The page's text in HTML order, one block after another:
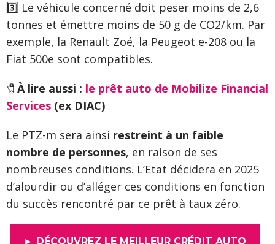
3️⃣ Le véhicule concerné doit peser moins de 2,6
tonnes et émettre moins de 50 g de CO2/km. Par
exemple, la Renault Zoé, la Peugeot e-208 ou la
Fiat 500e sont compatibles.
🧷 À lire aussi : le prêt auto de Mobilize Financial
Services (ex DIAC)
Le PTZ-m sera ainsi restreint à un faible
nombre de personnes, en raison de ses
nombreuses conditions. L’Etat décidera en 2025
d’alourdir ou d’alléger ces conditions en fonction
du succès rencontré par ce prêt à taux zéro.
► DÉCOUVREZ LE MEILLEUR CRÉDIT AUTO